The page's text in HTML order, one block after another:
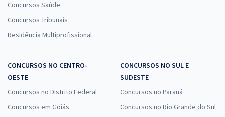
Concursos Saúde
Concursos Tribunais
Residência Multiprofissional
CONCURSOS NO CENTRO-
OESTE
Concursos no Distrito Federal
Concursos em Goiás
CONCURSOS NO SUL E
SUDESTE
Concursos no Paraná
Concursos no Rio Grande do Sul